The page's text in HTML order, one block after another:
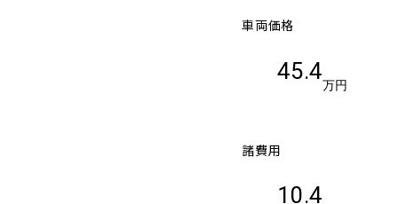
車両価格
45.4
万円
諸費用
10.4